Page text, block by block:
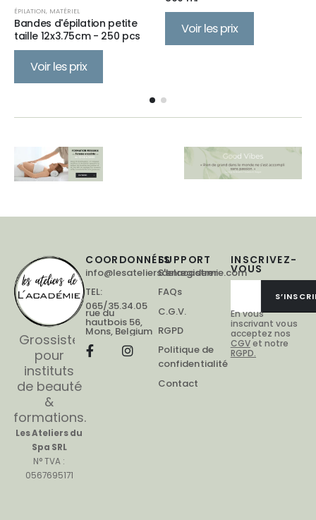
ÉPILATION, MATÉRIEL
Bandes d'épilation petite
taille 12x3.75cm - 250 pcs
Voir les prix
Voir les prix
Grossiste
pour
instituts
de beauté
&
formations.
Les Ateliers du
Spa SRL
N° TVA :
0567695171
INSCRIVEZ-
VOUS
En vous
inscrivant vous
acceptez nos
CGVet notre
RGPD.
COORDONNÉES
info@lesateliersdelacademie.com
TEL:
065/35.34.05
rue du
hautbois 56,
Mons, Belgium
SUPPORT
S'enregistrer
FAQs
C.G.V.
RGPD
Politique de
confidentialité
Contact